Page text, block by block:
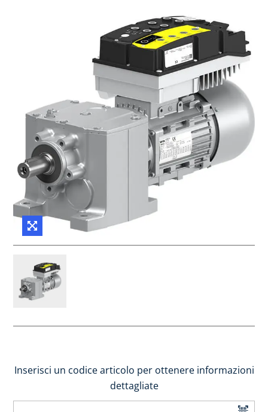
Inserisci un codice articolo per ottenere informazioni
dettagliate